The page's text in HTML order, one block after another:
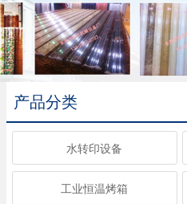
产品分类
水转印设备
工业恒温烤箱